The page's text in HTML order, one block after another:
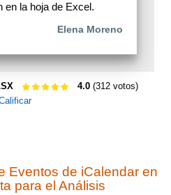
en la hoja de Excel.
Elena Moreno
4.0 (312 votos)
Eventos de iCalendar en
para el Análisis